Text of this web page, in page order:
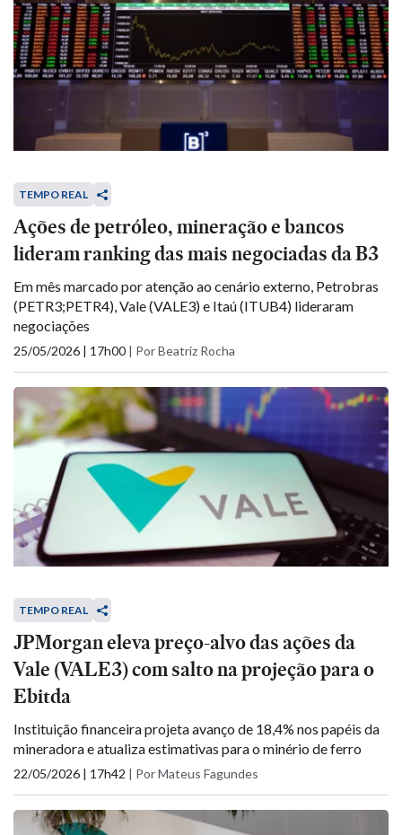
TEMPO REAL
Ações de petróleo, mineração e bancos
lideram ranking das mais negociadas da B3
Em mês marcado por atenção ao cenário externo, Petrobras
(PETR3;PETR4), Vale (VALE3) e Itaú (ITUB4) lideraram
negociações
25/05/2026 | 17h00 | Por Beatriz Rocha
TEMPO REAL
JPMorgan eleva preço-alvo das ações da
Vale (VALE3) com salto na projeção para o
Ebitda
Instituição financeira projeta avanço de 18,4% nos papéis da
mineradora e atualiza estimativas para o minério de ferro
22/05/2026 | 17h42 | Por Mateus Fagundes